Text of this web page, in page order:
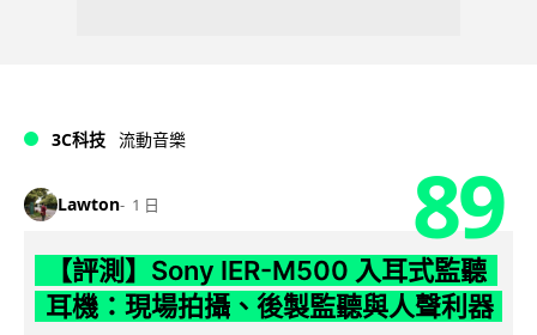
3C科技 流動音樂
Lawton 1 日 89
【評測】Sony IER-M500 入耳式監聽
耳機：現場拍攝、後製監聽與人聲利器